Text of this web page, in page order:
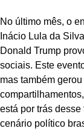
No último mês, o
Inácio Lula da
Donald Trump
sociais. Este
mas também
está por trás
cenário político